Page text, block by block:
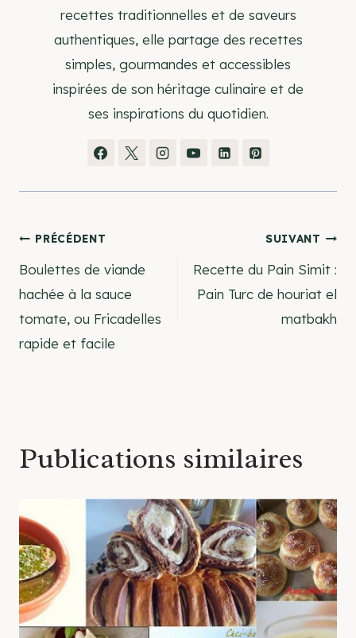
recettes traditionnelles et de saveurs
authentiques, elle partage des recettes
simples, gourmandes et accessibles
inspirées de son héritage culinaire et de
ses inspirations du quotidien.
Navigation
de
l’article
PRÉCÉDENT
Boulettes de viande
hachée à la sauce
tomate, ou Fricadelles
rapide et facile
SUIVANT
Recette du Pain Simit :
Pain Turc de houriat el
matbakh
Publications similaires